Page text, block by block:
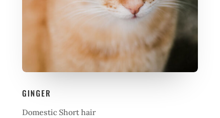
GINGER
Domestic Short hair